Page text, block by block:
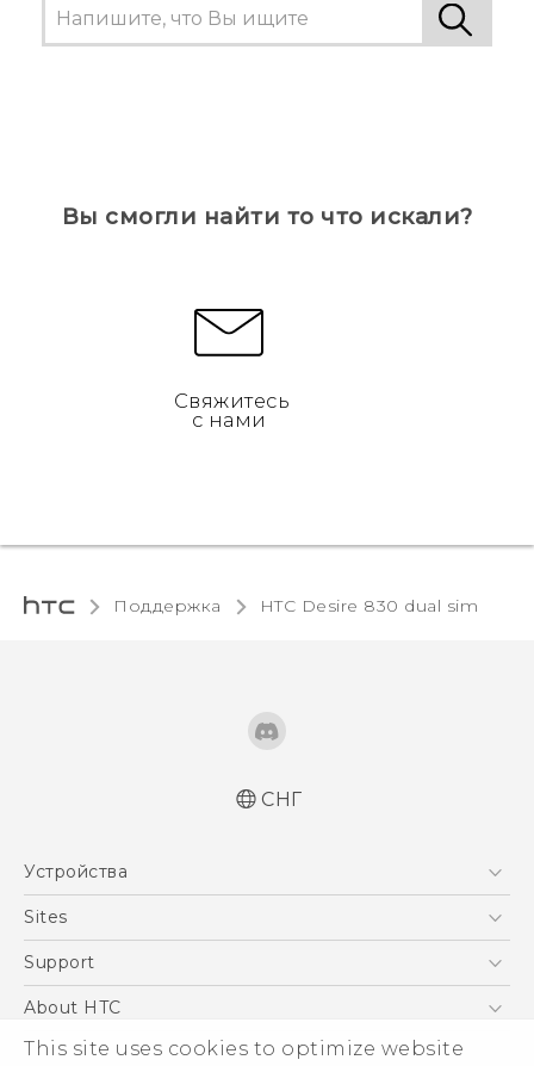
This site uses cookies to optimize website
Вы смогли найти то что искали?
Свяжитесь
с нами
Поддержка HTC Desire 830 dual sim‎
Русский - Руководство пользователя
Русский - Руководство по безопасности и
соответствию стандартам
Қазақ - жұмысты бастау нұсқаулығы
Қазақ - Пайдаланушы нұсқаулығы
ақпараты
СНГ
Устройства
5G
EXODUS
VIVE
Sites
HTC Dev
Support
ПОДДЕРЖКА
About HTC
ESG